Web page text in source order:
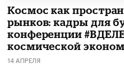
Космос как
рынков: кадры для
конференции
космической
14 АПРЕЛЯ